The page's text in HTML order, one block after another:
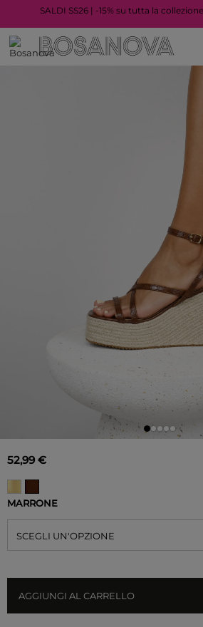
SALDI SS26 | -15% su tutta la
52,99 €
MARRONE
SCEGLI UN'OPZIONE
AGGIUNGI AL CARRELLO